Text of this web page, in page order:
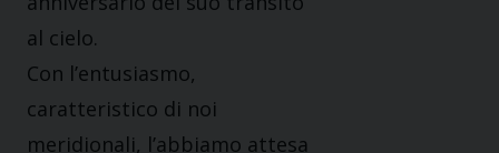
al cielo.
Con l’entusiasmo,
caratteristico di noi
meridionali, l’abbiamo attesa